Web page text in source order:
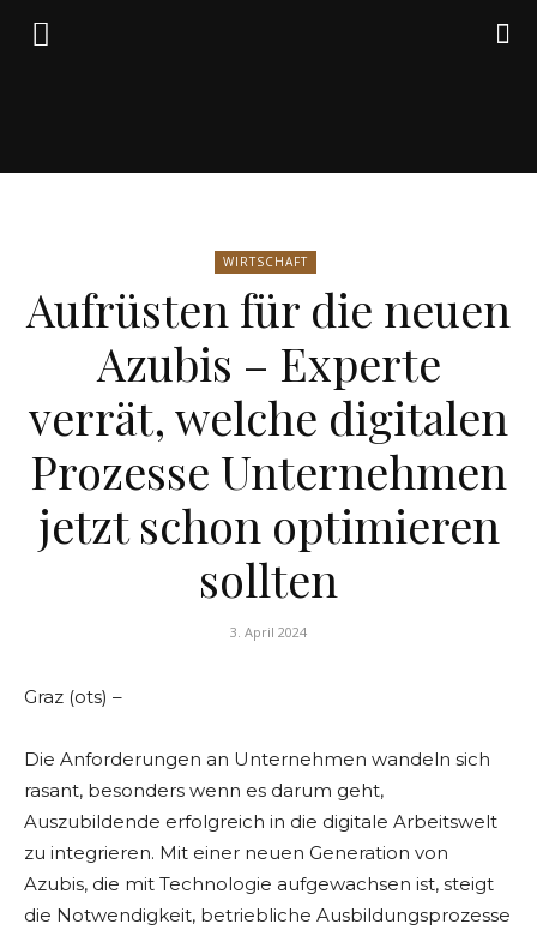
Friedrich
von
Weik
WIRTSCHAFT
Aufrüsten für die neuen
Azubis – Experte
verrät, welche digitalen
Prozesse Unternehmen
jetzt schon optimieren
sollten
3. April 2024
Graz (ots) –
Die Anforderungen an Unternehmen wandeln sich
rasant, besonders wenn es darum geht,
Auszubildende erfolgreich in die digitale Arbeitswelt
zu integrieren. Mit einer neuen Generation von
Azubis, die mit Technologie aufgewachsen ist, steigt
die Notwendigkeit, betriebliche Ausbildungsprozesse